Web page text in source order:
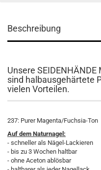
Beschreibung
Unsere
sind halbausgehärtete
vielen Vorteilen.
237: Purer Magenta/Fuchsia-Ton
Auf dem Naturnagel:
- schneller als Nägel-Lackieren
- bis zu 3 Wochen haltbar
- ohne Aceton ablösbar